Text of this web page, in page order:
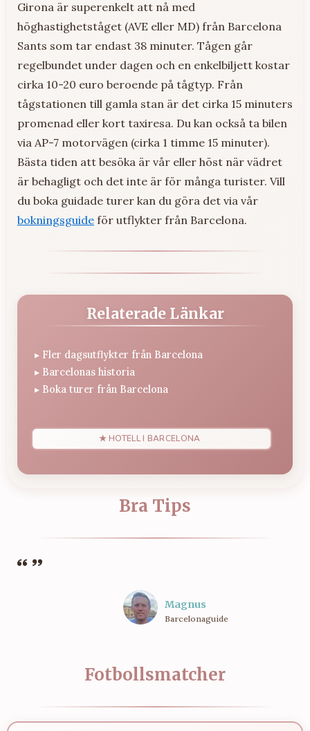
Bra Tips
Magnus
Barcelonaguide
Fotbollsmatcher
Girona är superenkelt att nå med
höghastighetståget (AVE eller MD) från Barcelona
Sants som tar endast 38 minuter. Tågen går
regelbundet under dagen och en enkelbiljett kostar
cirka 10-20 euro beroende på tågtyp. Från
tågstationen till gamla stan är det cirka 15 minuters
promenad eller kort taxiresa. Du kan också ta bilen
via AP-7 motorvägen (cirka 1 timme 15 minuter).
Bästa tiden att besöka är vår eller höst när vädret
är behagligt och det inte är för många turister. Vill
du boka guidade turer kan du göra det via vår
bokningsguide för utflykter från Barcelona.
Relaterade Länkar
▸ Fler dagsutflykter från Barcelona
▸ Barcelonas historia
▸ Boka turer från Barcelona
★ HOTELL I BARCELONA